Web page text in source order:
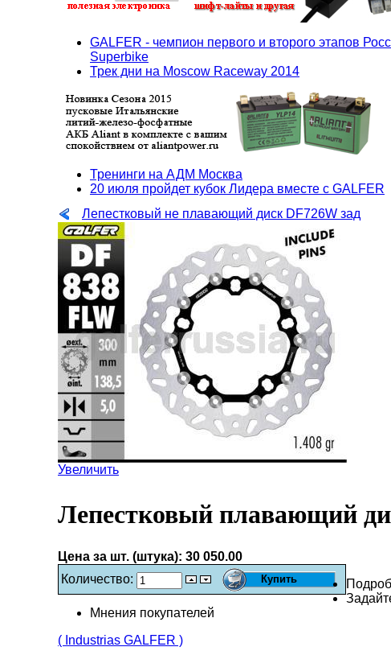
GALFER - чемпион первого и второго этапов
Superbike
Трек дни на Moscow Raceway 2014
Тренинги на АДМ Москва
20 июля пройдет кубок Лидера вместе с GALFER
Лепестковый не плавающий диск DF726W зад
Увеличить
Лепестковый плавающий
Цена за шт. (штука): 30 050.00
Количество:
Мнения покупателей
( Industrias GALFER )